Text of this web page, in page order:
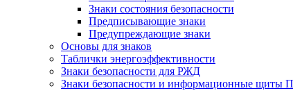
Знаки состояния безопасности
Предписывающие знаки
Предупреждающие знаки
Основы для знаков
Таблички энергоэффективности
Знаки безопасности для РЖД
Знаки безопасности и информационные